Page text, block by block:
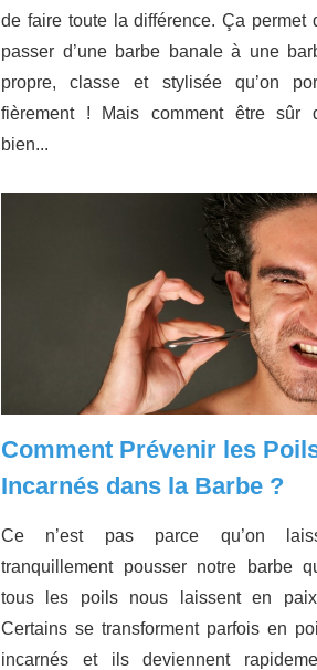
de faire toute la différence. Ça permet
passer d’une barbe banale à une
propre, classe et stylisée qu’on
fièrement ! Mais comment être sûr
bien...
Comment Prévenir les
Incarnés dans la Barbe ?
Ce n’est pas parce qu’on
tranquillement pousser notre barbe
tous les poils nous laissent en
Certains se transforment parfois en
incarnés et ils deviennent